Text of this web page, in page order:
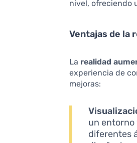
nivel, ofreciendo
Ventajas de la
La realidad
experiencia de
mejoras:
un entorno
diferentes